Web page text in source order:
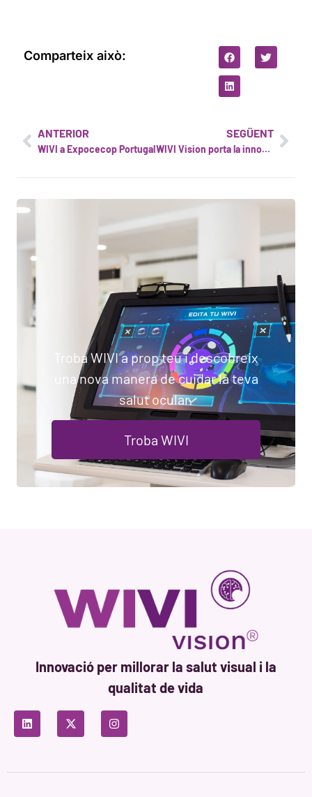
Comparteix això:
ANTERIOR
WIVI a Expocecop Portugal
SEGÜENT
WIVI Vision porta la innovació visual al Campus Calderón
Troba WIVI a prop teu i descobreix
una nova manera de cuidar la teva
salut ocular.
Troba WIVI
Innovació per millorar la salut visual i la
qualitat de vida